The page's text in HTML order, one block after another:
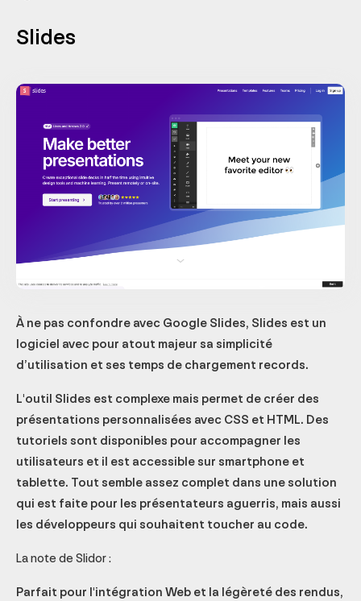
Slides
À ne pas confondre avec Google Slides, Slides est un
logiciel avec pour atout majeur sa simplicité
d’utilisation et ses temps de chargement records.
L'outil Slides est complexe mais permet de créer des
présentations personnalisées avec CSS et HTML. Des
tutoriels sont disponibles pour accompagner les
utilisateurs et il est accessible sur smartphone et
tablette. Tout semble assez complet dans une solution
qui est faite pour les présentateurs aguerris, mais aussi
les développeurs qui souhaitent toucher au code.
La note de Slidor :
Parfait pour l'intégration Web et la légèreté des rendus,